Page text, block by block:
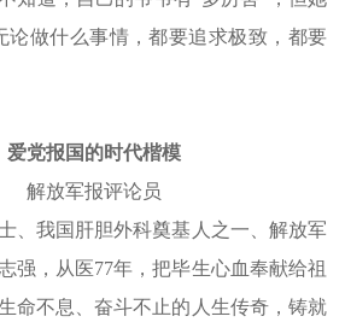
论做什么事情，都要追求极致，都要
爱党报国的时代楷模
解放军报评论员
、我国肝胆外科奠基人之一、解放军
强，从医77年，把毕生心血奉献给祖
命不息、奋斗不止的人生传奇，铸就